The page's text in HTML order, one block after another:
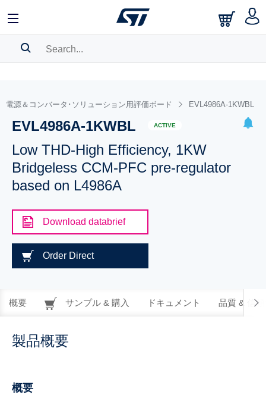
BOOKMARK
Pleaselog into show your saved searches.
電源＆コンバータ･ソリューション用評価ボード EVL4986A-1KWBL
EVL4986A-1KWBL ACTIVE
Low THD-High Efficiency, 1KW
Bridgeless CCM-PFC pre-regulator
based on L4986A
Download databrief
Order Direct
概要 サンプル & 購入 ドキュメント 品質 & 信
製品概要
概要